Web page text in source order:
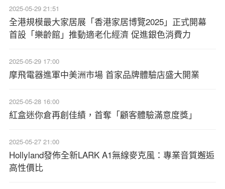
2025-05-29 21:51
全港規模最大家居展「香港家居博覽2025」正式開幕
首設「樂齡館」推動適老化經濟 促進銀色消費力
2025-05-29 17:00
摩飛電器進軍中美洲市場 首家品牌體驗店盛大開業
2025-05-28 16:00
紅盒迷你倉再創佳績，首奪「顧客體驗滿意度獎」
2025-05-27 21:00
Hollyland發佈全新LARK A1無線麥克風：專業音質邂逅
高性價比